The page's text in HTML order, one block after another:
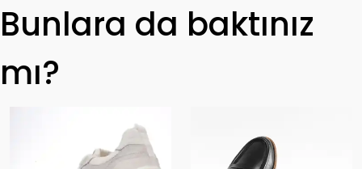
Bunlara da baktınız
mı?